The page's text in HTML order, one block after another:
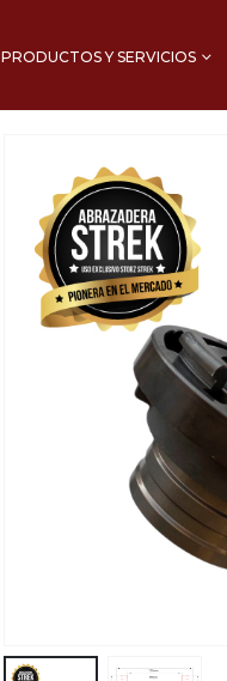
PRODUCTOS Y SERVICIOS